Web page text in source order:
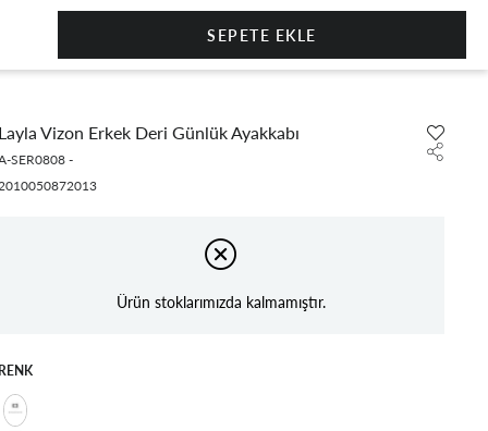
Vizon Erkek Deri Günlük Ayakkabı
SER0808 -
Ürün stoklarımızda kalmamıştır.